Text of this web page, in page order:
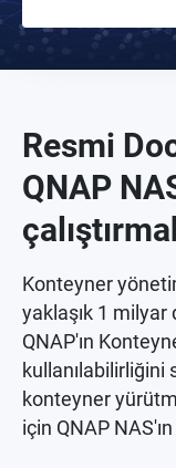
Resmi
QNAP
Konteyner
yaklaşık 1
QNAP'ın
konteyner
için QNAP